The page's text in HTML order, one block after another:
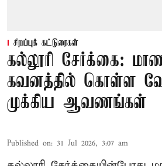
சிறப்புக் கட்டுரைகள்
கல்லூரி சேர்க்கை:
கவனத்தில் கொள்ள
முக்கிய ஆவணங்கள்
Published on: 31 Jul 2026, 3:07 am